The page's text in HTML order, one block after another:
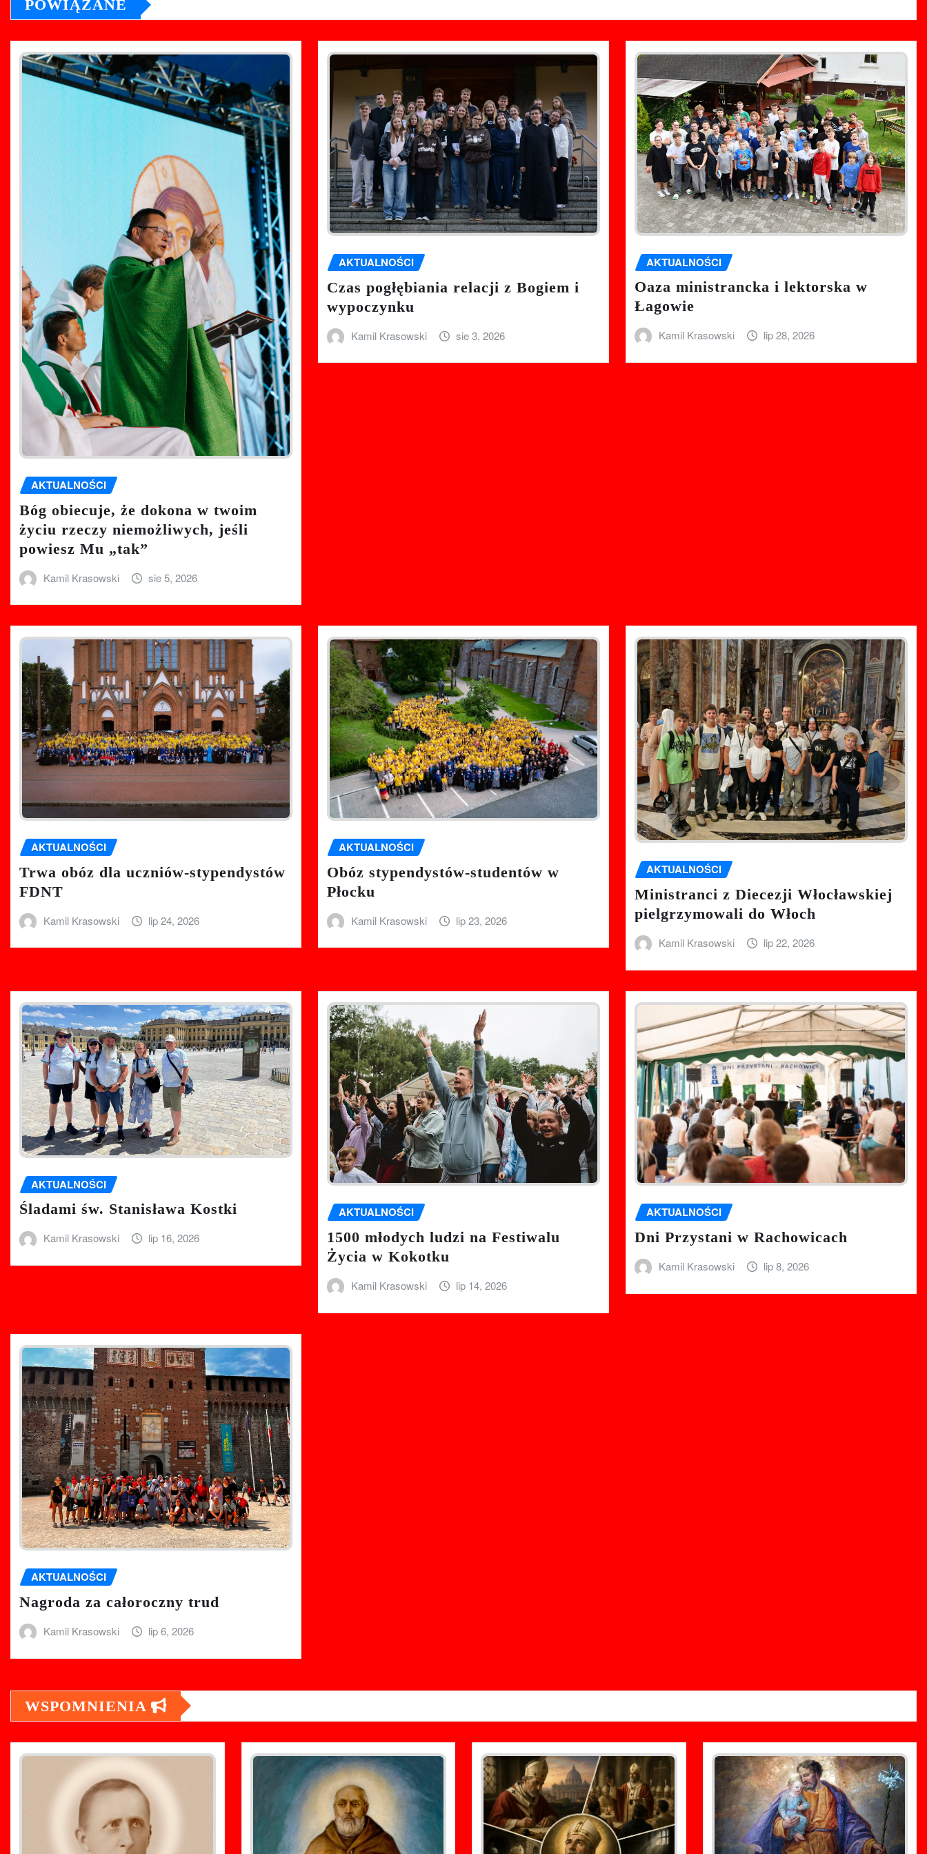
POWIĄZANE
AKTUALNOŚCI
Bóg obiecuje, że dokona w twoim
życiu rzeczy niemożliwych, jeśli
powiesz Mu „tak”
Kamil Krasowski sie 5, 2026
AKTUALNOŚCI
Czas pogłębiania relacji z Bogiem i
wypoczynku
Kamil Krasowski sie 3, 2026
AKTUALNOŚCI
Oaza ministrancka i lektorska w
Łagowie
Kamil Krasowski lip 28, 2026
AKTUALNOŚCI
Trwa obóz dla uczniów-stypendystów
FDNT
Kamil Krasowski lip 24, 2026
AKTUALNOŚCI
Obóz stypendystów-studentów w
Płocku
Kamil Krasowski lip 23, 2026
AKTUALNOŚCI
Ministranci z Diecezji Włocławskiej
pielgrzymowali do Włoch
Kamil Krasowski lip 22, 2026
AKTUALNOŚCI
Śladami św. Stanisława Kostki
Kamil Krasowski lip 16, 2026
AKTUALNOŚCI
1500 młodych ludzi na Festiwalu
Życia w Kokotku
Kamil Krasowski lip 14, 2026
AKTUALNOŚCI
Dni Przystani w Rachowicach
Kamil Krasowski lip 8, 2026
AKTUALNOŚCI
Nagroda za całoroczny trud
Kamil Krasowski lip 6, 2026
WSPOMNIENIA